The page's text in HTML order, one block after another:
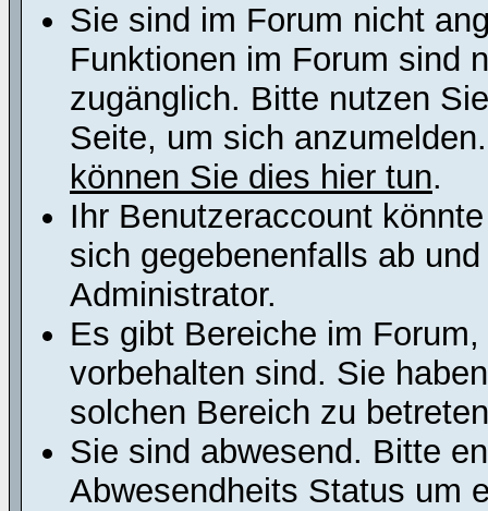
Sie sind im Forum nicht
Funktionen im Forum sind
zugänglich. Bitte nutzen
Seite, um sich
können Sie dies hier tun.
Ihr Benutzeraccount
sich gegebenenfalls ab
Administrator.
Es gibt Bereiche im
vorbehalten sind. Sie
solchen Bereich zu
Sie sind abwesend. Bitte
Abwesendheits Status um